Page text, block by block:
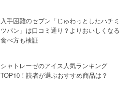
入手困難のセブン「じゅわっとしたハチミ
ツパン」は口コミ通り？よりおいしくなる
食べ方も検証
シャトレーゼのアイス人気ランキング
TOP10！読者が選ぶおすすめ商品は？